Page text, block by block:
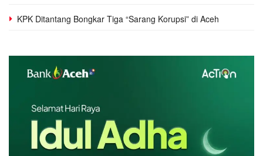
KPK Ditantang Bongkar Tiga “Sarang Korupsi” di Aceh